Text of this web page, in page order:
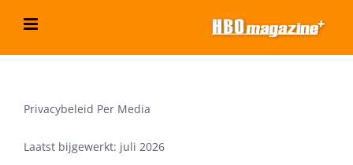
inhoud
Privacybeleid Per Media
Laatst bijgewerkt: juli 2026